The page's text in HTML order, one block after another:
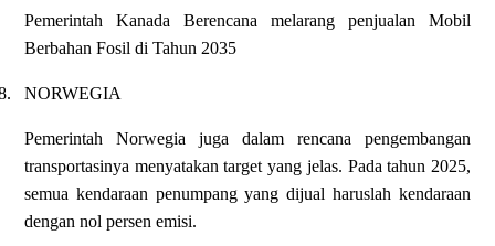
Pemerintah Kanada Berencana melarang penjualan Mobil
Berbahan Fosil di Tahun 2035
NORWEGIA
Pemerintah Norwegia juga dalam rencana pengembangan
transportasinya menyatakan target yang jelas. Pada tahun 2025,
semua kendaraan penumpang yang dijual haruslah kendaraan
dengan nol persen emisi.